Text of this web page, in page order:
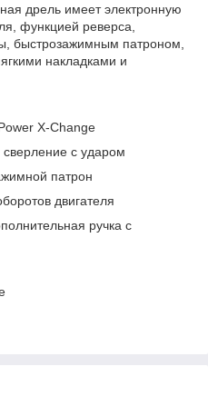
дрель имеет электронную
функцией реверса,
быстрозажимным патроном,
накладками и
X-Change
с ударом
патрон
двигателя
ручка с